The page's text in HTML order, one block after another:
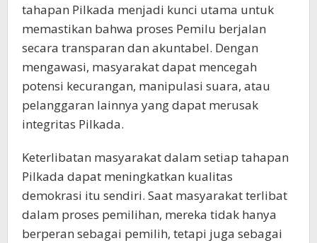
tahapan Pilkada menjadi kunci utama untuk
memastikan bahwa proses Pemilu berjalan
secara transparan dan akuntabel. Dengan
mengawasi, masyarakat dapat mencegah
potensi kecurangan, manipulasi suara, atau
pelanggaran lainnya yang dapat merusak
integritas Pilkada.
Keterlibatan masyarakat dalam setiap tahapan
Pilkada dapat meningkatkan kualitas
demokrasi itu sendiri. Saat masyarakat terlibat
dalam proses pemilihan, mereka tidak hanya
berperan sebagai pemilih, tetapi juga sebagai